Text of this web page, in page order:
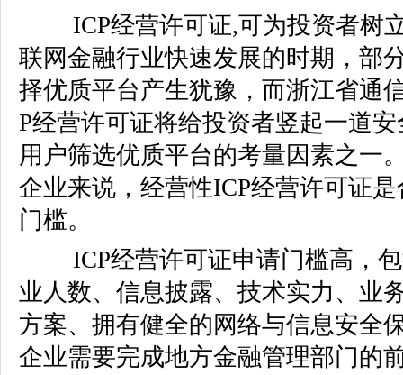
ICP经营许可证,可为投资者树
联网金融行业快速发展的时期，部
择优质平台产生犹豫，而浙江省通
P经营许可证将给投资者竖起一道
用户筛选优质平台的考量因素之一
企业来说，经营性ICP经营许可证
门槛。
ICP经营许可证申请门槛高，
业人数、信息披露、技术实力、业
方案、拥有健全的网络与信息安全
企业需要完成地方金融管理部门的